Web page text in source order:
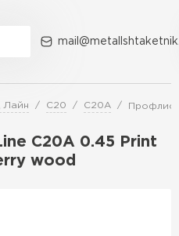
Лайн C20 C20A
C20A 0.45 Print
wood
О компании Контакты